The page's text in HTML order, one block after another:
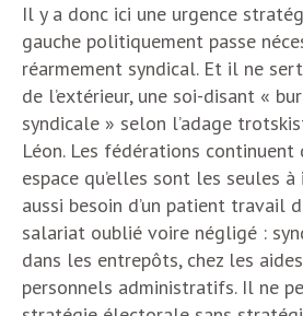
Il y a donc ici une urgence
gauche politiquement passe
réarmement syndical. Et il ne
de l’extérieur, une soi-disant «
syndicale » selon l’adage
Léon. Les fédérations
espace qu’elles sont les seules
aussi besoin d’un patient travail
salariat oublié voire négligé :
dans les entrepôts, chez les
personnels administratifs. Il ne